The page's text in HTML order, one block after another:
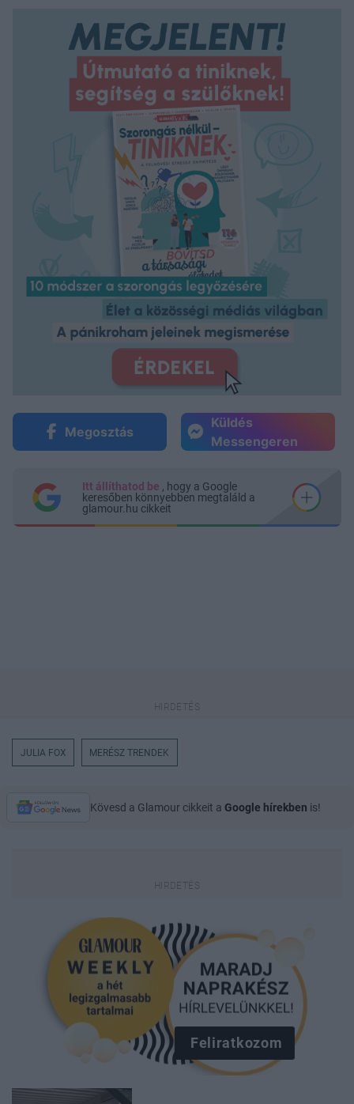
Megosztás
Küldés
Messengeren
Itt állíthatod be , hogy a Google
keresőben könnyebben megtaláld a
glamour.hu cikkeit
JULIA FOX MERÉSZ TRENDEK
Kövesd a Glamour cikkeit a Google hírekben is!
Feliratkozom